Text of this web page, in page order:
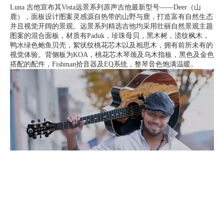
Luna 吉他宣布其Vista远景系列原声吉他最新型号——Deer（山
鹿），面板设计图案灵感源自热带的山野与鹿，打造富有自然生态
并且视觉开阔的景观。远景系列精选吉他均采用壮丽自然景观主题
图案的混合面板，材质有Paduk，珍珠母贝，黑木树，渍纹枫木，
鸭水绿色鲍鱼贝壳，絮状纹桃花芯木以及相思木，拥有前所未有的
视觉体验。背侧板为KOA，桃花芯木琴颈及乌木指板，黑色及金色
搭配的配件，Fishman拾音器及EQ系统，整琴音色饱满温暖。